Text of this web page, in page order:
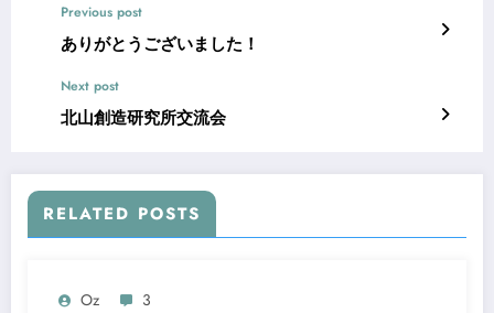
Previous post
ありがとうございました！
Next post
北山創造研究所交流会
RELATED POSTS
Oz 3